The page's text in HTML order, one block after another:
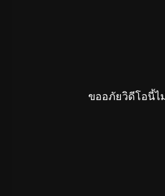
ขออภัยวิดีโอนี้ไ